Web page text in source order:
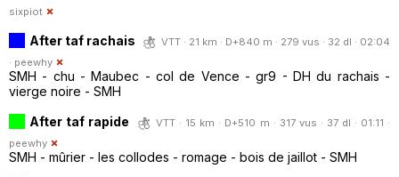
sixpiot
After taf rachais
VTT · 21 km · D+840 m · 279 vus · 32 dl · 02:04
· peewhy
SMH - chu - Maubec - col de Vence - gr9 - DH du rachais -
vierge noire - SMH
After taf rapide
VTT · 15 km · D+510 m · 317 vus · 37 dl · 01:11 ·
peewhy
SMH - mûrier - les collodes - romage - bois de jaillot - SMH